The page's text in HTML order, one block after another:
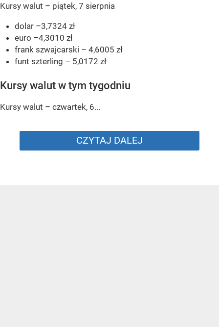
Kursy walut – piątek, 7 sierpnia
dolar –3,7324 zł
euro –4,3010 zł
frank szwajcarski – 4,6005 zł
funt szterling – 5,0172 zł
Kursy walut w tym tygodniu
Kursy walut – czwartek, 6...
CZYTAJ DALEJ